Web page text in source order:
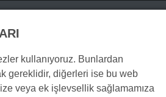
kullanıyoruz. Bunlardan
gereklidir, diğerleri ise bu web
veya ek işlevsellik sağlamamıza